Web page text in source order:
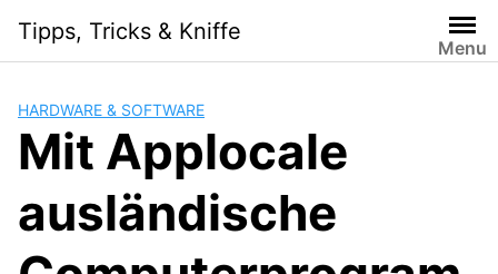
content
Tipps, Tricks & Kniffe
Menu
HARDWARE & SOFTWARE
Mit Applocale
ausländische